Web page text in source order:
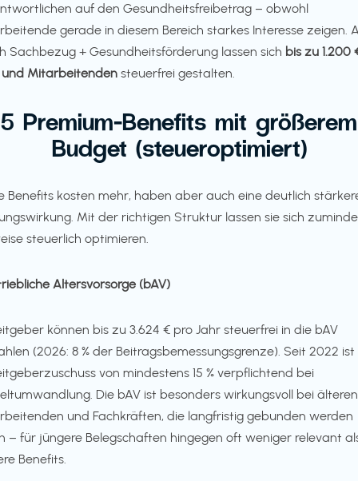
auf den Gesundheitsfreibetrag – obwohl
gerade in diesem Bereich starkes Interesse zeigen.
Sachbezug + Gesundheitsförderung lassen sich bis zu 1.200
und Mitarbeitenden steuerfrei gestalten.
5 Premium-Benefits mit größerem
Budget (steueroptimiert)
Benefits kosten mehr, haben aber auch eine deutlich
Mit der richtigen Struktur lassen sie sich
steuerlich optimieren.
Altersvorsorge (bAV)
können bis zu 3.624 € pro Jahr steuerfrei in die bAV
(2026: 8 % der Beitragsbemessungsgrenze). Seit 2022 ist
von mindestens 15 % verpflichtend bei
Die bAV ist besonders wirkungsvoll bei älteren
und Fachkräften, die langfristig gebunden werden
– für jüngere Belegschaften hingegen oft weniger relevant
Benefits.